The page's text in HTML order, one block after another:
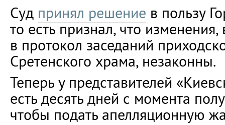
Суд принял решение в пользу
то есть признал, что
в протокол заседаний
Сретенского храма, незаконны.
Теперь у представителей
есть десять дней с момента
чтобы подать апелляционную